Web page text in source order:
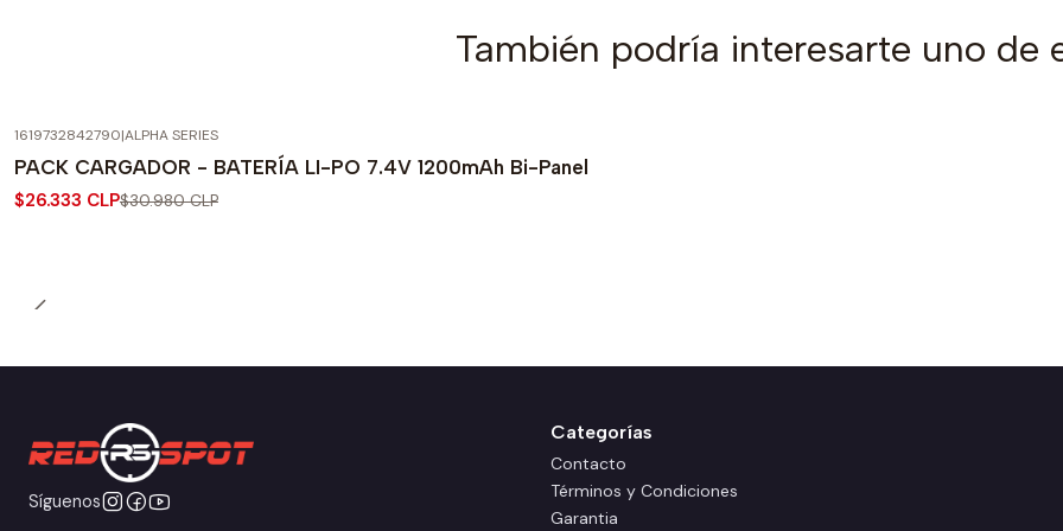
También podría interesarte uno de
1619732842790|ALPHA SERIES
PACK CARGADOR - BATERÍA LI-PO 7.4V 1200mAh Bi-Panel
$26.333 CLP$30.980 CLP
Síguenos
Categorías
Contacto
Términos y Condiciones
Garantia